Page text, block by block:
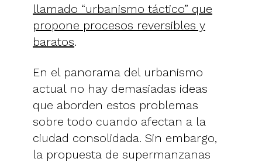
llamado “urbanismo táctico” que
propone procesos reversibles y
baratos.
En el panorama del urbanismo
actual no hay demasiadas ideas
que aborden estos problemas
sobre todo cuando afectan a la
ciudad consolidada. Sin embargo,
la propuesta de supermanzanas